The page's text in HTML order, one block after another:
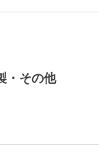
・その他